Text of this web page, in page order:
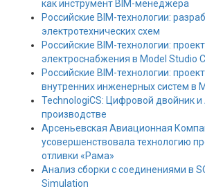
как инструмент BIM-менеджера
Российские BIM-технологии:
электротехнических схем
Российские BIM-технологии:
электроснабжения в Model Studio
Российские BIM-технологии:
внутренних инженерных систем в
TechnologiCS: Цифровой двойник и
производстве
Арсеньевская Авиационная
усовершенствовала технологию
отливки «Рама»
Анализ сборки с соединениями в
Simulation